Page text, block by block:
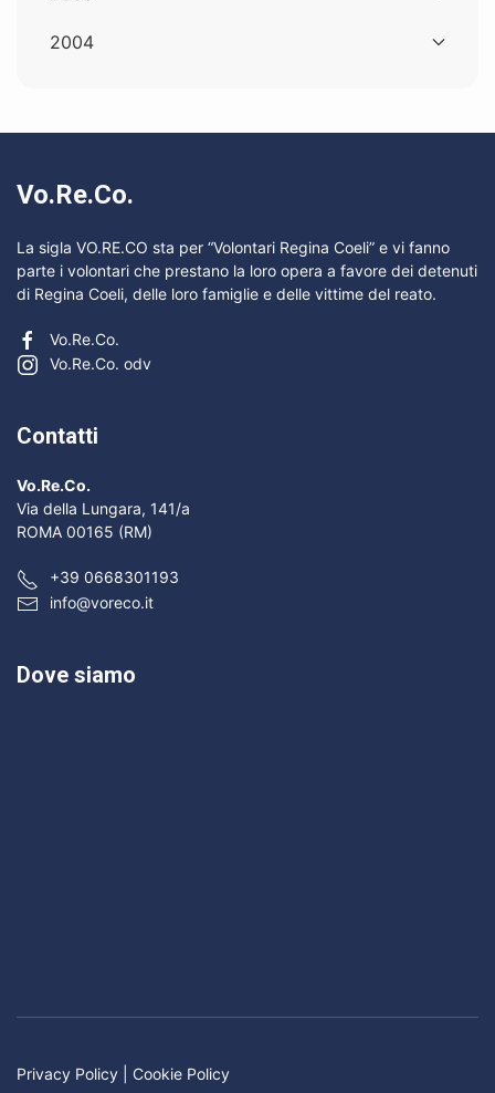
2004
Vo.Re.Co.
La sigla VO.RE.CO sta per “Volontari Regina Coeli” e vi fanno
parte i volontari che prestano la loro opera a favore dei detenuti
di Regina Coeli, delle loro famiglie e delle vittime del reato.
Vo.Re.Co.
Vo.Re.Co. odv
Contatti
Vo.Re.Co.
Via della Lungara, 141/a
ROMA 00165 (RM)
+39 0668301193
info@voreco.it
Dove siamo
Privacy Policy Cookie Policy